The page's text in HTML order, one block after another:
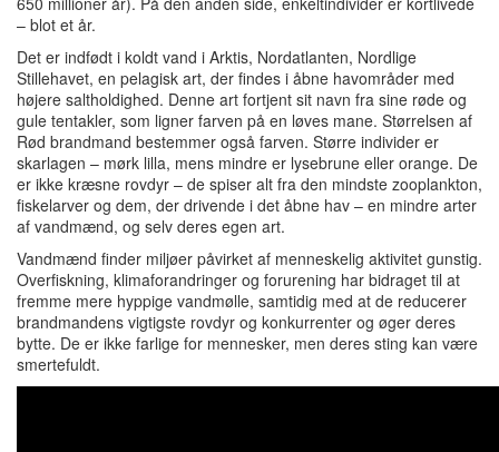
– blot et år.
Det er indfødt i koldt vand i Arktis, Nordatlanten, Nordlige
Stillehavet, en pelagisk art, der findes i åbne havområder med
højere saltholdighed. Denne art fortjent sit navn fra sine røde og
gule tentakler, som ligner farven på en løves mane. Størrelsen af
Rød brandmand bestemmer også farven. Større individer er
skarlagen – mørk lilla, mens mindre er lysebrune eller orange. De
er ikke kræsne rovdyr – de spiser alt fra den mindste zooplankton,
fiskelarver og dem, der drivende i det åbne hav – en mindre arter
af vandmænd, og selv deres egen art.
Vandmænd finder miljøer påvirket af menneskelig aktivitet gunstig.
Overfiskning, klimaforandringer og forurening har bidraget til at
fremme mere hyppige vandmølle, samtidig med at de reducerer
brandmandens vigtigste rovdyr og konkurrenter og øger deres
bytte. De er ikke farlige for mennesker, men deres sting kan være
smertefuldt.